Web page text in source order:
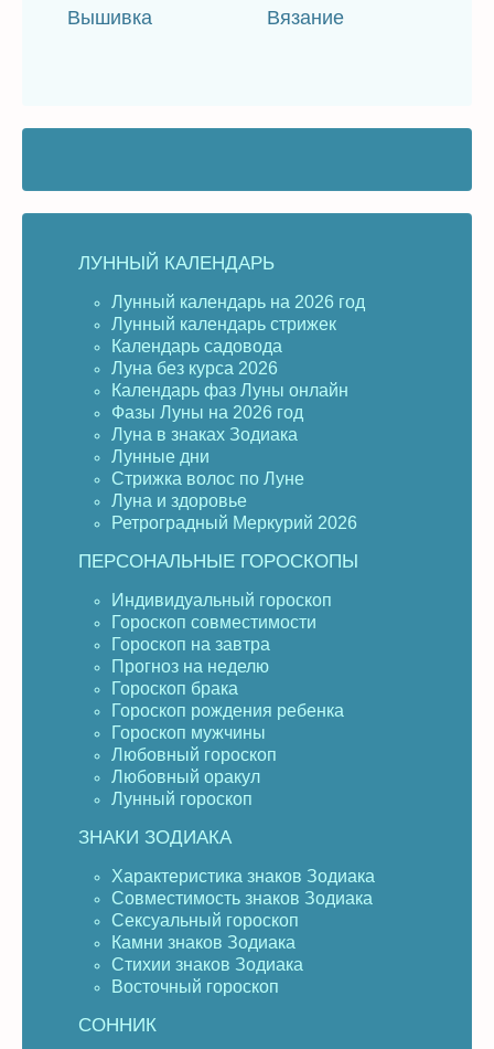
Вышивка
Вязание
ЛУННЫЙ КАЛЕНДАРЬ
Лунный календарь на 2026 год
Лунный календарь стрижек
Календарь садовода
Луна без курса 2026
Календарь фаз Луны онлайн
Фазы Луны на 2026 год
Луна в знаках Зодиака
Лунные дни
Стрижка волос по Луне
Луна и здоровье
Ретроградный Меркурий 2026
ПЕРСОНАЛЬНЫЕ ГОРОСКОПЫ
Индивидуальный гороскоп
Гороскоп совместимости
Гороскоп на завтра
Прогноз на неделю
Гороскоп брака
Гороскоп рождения ребенка
Гороскоп мужчины
Любовный гороскоп
Любовный оракул
Лунный гороскоп
ЗНАКИ ЗОДИАКА
Характеристика знаков Зодиака
Совместимость знаков Зодиака
Сексуальный гороскоп
Камни знаков Зодиака
Стихии знаков Зодиака
Восточный гороскоп
СОННИК